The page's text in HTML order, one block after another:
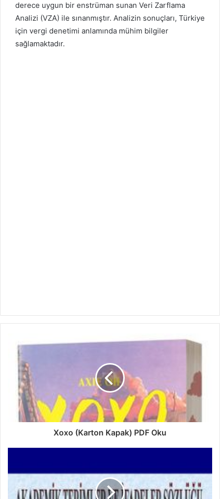
derece uygun bir enstrüman sunan Veri Zarflama
Analizi (VZA) ile sınanmıştır. Analizin sonuçları, Türkiye
için vergi denetimi anlamında mühim bilgiler
sağlamaktadır.
Xoxo (Karton Kapak) PDF Oku